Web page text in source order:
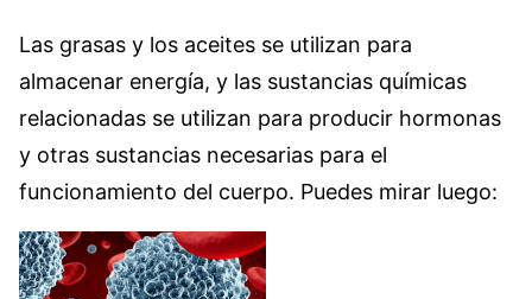
Las grasas y los aceites se utilizan para
almacenar energía, y las sustancias químicas
relacionadas se utilizan para producir hormonas
y otras sustancias necesarias para el
funcionamiento del cuerpo. Puedes mirar luego: